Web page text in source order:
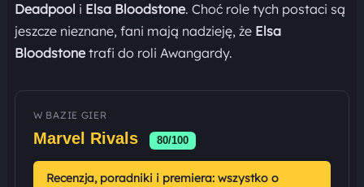
Deadpool i Elsa Bloodstone. Choć role tych postaci są
jeszcze nieznane, fani mają nadzieję, że Elsa
Bloodstonetrafi do roli Awangardy.
W BAZIE GIER
Marvel Rivals 80/100
Recenzja, poradniki i premiera: wszystko o